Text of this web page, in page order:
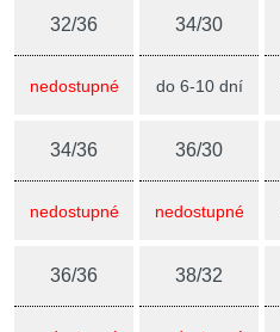
32/36
nedostupné
34/30
do 6-10 dní
34/36
nedostupné
36/30
nedostupné
36/36 38/32